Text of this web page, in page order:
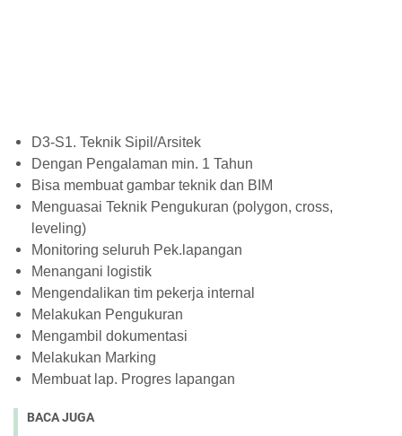
D3-S1. Teknik Sipil/Arsitek
Dengan Pengalaman min. 1 Tahun
Bisa membuat gambar teknik dan BIM
Menguasai Teknik Pengukuran (polygon, cross,
leveling)
Monitoring seluruh Pek.lapangan
Menangani logistik
Mengendalikan tim pekerja internal
Melakukan Pengukuran
Mengambil dokumentasi
Melakukan Marking
Membuat lap. Progres lapangan
BACA JUGA